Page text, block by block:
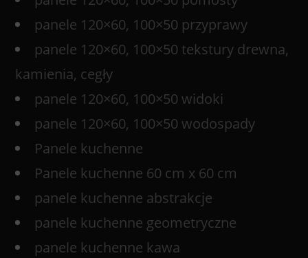
panele 120×60, 100×50 przyprawy
panele 120×60, 100×50 tekstury drewna,
kamienia, cegły
panele 120×60, 100×50 widoki
panele 120×60, 100×50 wodospady
Panele kuchenne
Panele kuchenne 60 cm x 60 cm
panele kuchenne abstrakcje
panele kuchenne geometryczne
panele kuchenne kawa